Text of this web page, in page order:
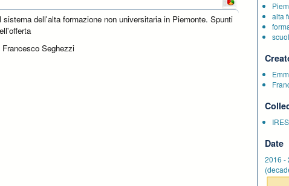
dell'alta formazione non universitaria in Piemonte. Spunti
Seghezzi
alta
Date
2016 -